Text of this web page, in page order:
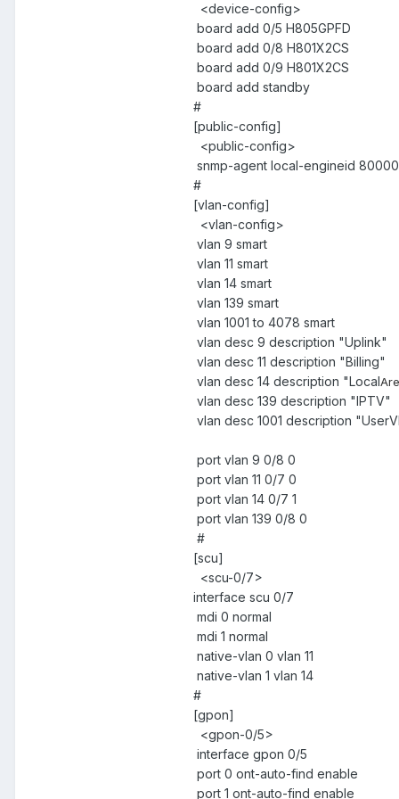
<device-config>
board add 0/5 H805GPFD
board add 0/8 H801X2CS
board add 0/9 H801X2CS
board add standby
#
[public-config]
<public-config>
snmp-agent local-engineid
#
[vlan-config]
<vlan-config>
vlan 9 smart
vlan 11 smart
vlan 14 smart
vlan 139 smart
vlan 1001 to 4078 smart
vlan desc 9 description "Uplink"
vlan desc 11 description "Billing"
vlan desc 14 description "Local
vlan desc 139 description "IPTV"
vlan desc 1001 description
port vlan 9 0/8 0
port vlan 11 0/7 0
port vlan 14 0/7 1
port vlan 139 0/8 0
#
[scu]
<scu-0/7>
interface scu 0/7
mdi 0 normal
mdi 1 normal
native-vlan 0 vlan 11
native-vlan 1 vlan 14
#
[gpon]
<gpon-0/5>
interface gpon 0/5
port 0 ont-auto-find enable
port 1 ont-auto-find enable